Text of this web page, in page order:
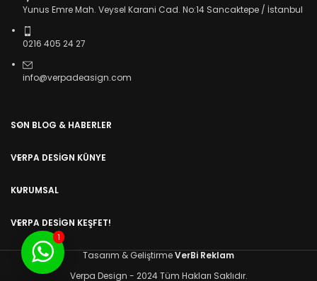
Yunus Emre Mah. Veysel Karani Cad. No:14 Sancaktepe / İstanbul
0216 405 24 27
info@verpadeasign.com
SON BLOG & HABERLER
VERPA DESIGN KÜNYE
KURUMSAL
VERPA DESIGN KEŞFET!
Tasarım & GeliştirmeVerBi Reklam
Verpa Design - 2024 Tüm Hakları Saklıdır.
1